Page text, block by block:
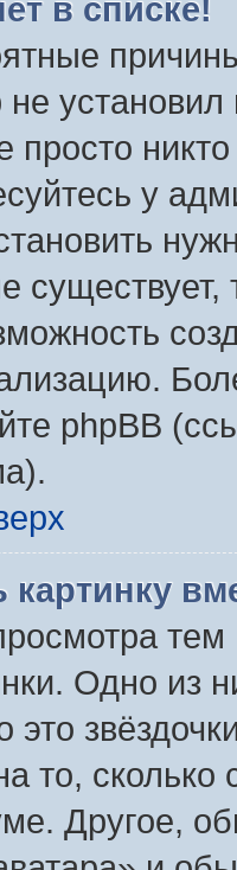
в списке!
не
у
phpBB
картинку
Одно из
то,
Другое,